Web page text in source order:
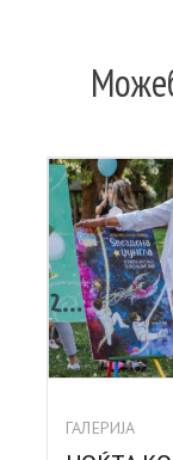
ГАЛЕРИЈА